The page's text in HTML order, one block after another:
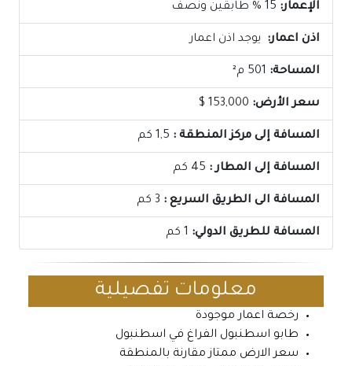
الإعمار:
اذن اعمار: يوجد اذن اعمار
المساحة: 501 م²
سعر الأرض:
المسافة إلى مركز المنطقة : 1,5 كم
المسافة إلى المطار :
المسافة الى الطريق السريع : 3 كم
المسافة للطريق الدولي:
معلومات تفصيلية
رخصة اعمار موجودة
طابو اسطنبول الفراغ في اسطنبول
سعر الارض ممتاز مقارنة بالمنطقة